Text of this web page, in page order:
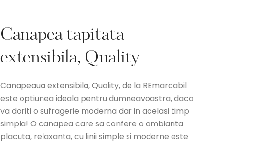
Canapea tapitata
extensibila, Quality
Canapeaua extensibila, Quality, de la REmarcabil
este optiunea ideala pentru dumneavoastra, daca
va doriti o sufragerie moderna dar in acelasi timp
simpla! O canapea care sa confere o ambianta
placuta, relaxanta, cu linii simple si moderne este